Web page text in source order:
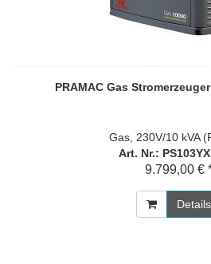
PRAMAC Gas
Gas, 230V/10 kVA
Art. Nr.:
9.799,00 €
Details